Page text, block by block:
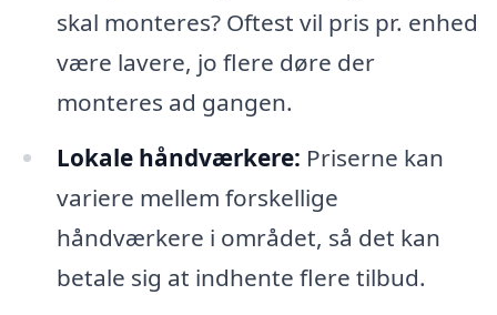
skal monteres? Oftest vil pris pr. enhed
være lavere, jo flere døre der
monteres ad gangen.
Lokale håndværkere: Priserne kan
variere mellem forskellige
håndværkere i området, så det kan
betale sig at indhente flere tilbud.